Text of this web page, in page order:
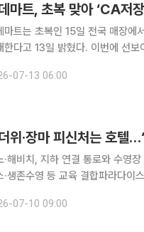
마트, 초복 맞아 ‘CA저
마트는 초복인 15일 전국 매장
밝혔다. 이번에 선보이는 '갓 수확한 그대로 유명산지 수박(8~9㎏)'은 장마철에도
온도와 습도, 산소·이산화탄소 농
07-13 06:00
·해비치, 지하 연결 통로와 수영
·생존수영 등 교육 결합파라다이스·
이 늘고 있다. 특히 주요 호텔과
07-10 09:00